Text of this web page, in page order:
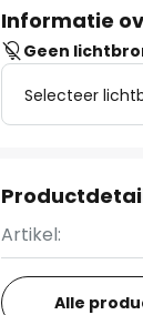
Informatie
Geen
Selecteer
Artikel:
Alle